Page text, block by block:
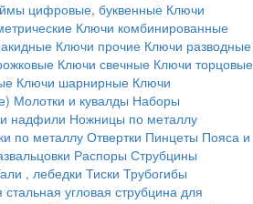
цифровые, буквенные Ключи
Ключи комбинированные
Ключи прочие Ключи разводные
Ключи свечные Ключи торцовые
Ключи шарнирные Ключи
Молотки и кувалды Наборы
надфили Ножницы по металлу
по металлу Отвертки Пинцеты Пояса и
Распоры Струбцины
, лебедки Тиски Трубогибы
угловая струбцина для